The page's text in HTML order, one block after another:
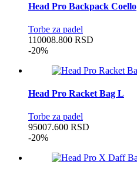
Head Pro Backpack Coello
Torbe za padel
110008.800 RSD
-20%
Head Pro Racket Bag L
Torbe za padel
95007.600 RSD
-20%